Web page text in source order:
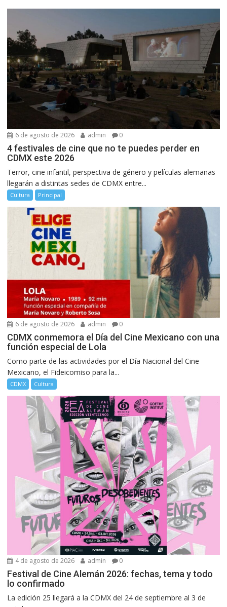
6 de agosto de 2026 admin 0
4 festivales de cine que no te puedes perder en
CDMX este 2026
Terror, cine infantil, perspectiva de género y películas alemanas
llegarán a distintas sedes de CDMX entre...
Cultura Principal
6 de agosto de 2026 admin 0
CDMX conmemora el Día del Cine Mexicano con una
función especial de Lola
Como parte de las actividades por el Día Nacional del Cine
Mexicano, el Fideicomiso para la...
CDMX Cultura
4 de agosto de 2026 admin 0
Festival de Cine Alemán 2026: fechas, tema y todo
lo confirmado
La edición 25 llegará a la CDMX del 24 de septiembre al 3 de